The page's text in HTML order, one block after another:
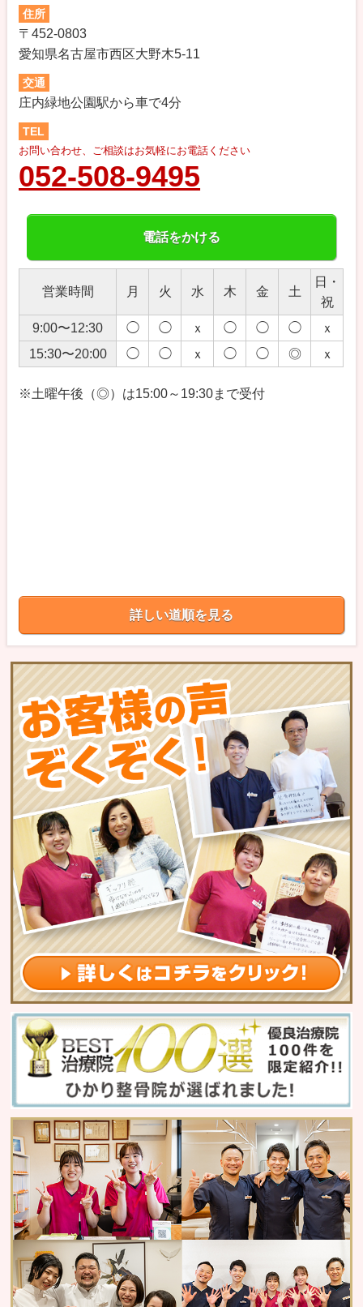
住所
〒452-0803
愛知県名古屋市西区大野木5-11
交通
庄内緑地公園駅から車で4分
TEL
お問い合わせ、ご相談はお気軽にお電話ください
052-508-9495
電話をかける
営業時間 月 火 水 木 金 土
日・
祝
9:00〜12:30
◯ ◯ ｘ ◯ ◯ ◯
ｘ
15:30〜20:00
◯ ◯ ｘ ◯ ◯ ◎ ｘ
※土曜午後（◎）は15:00～19:30まで受付
詳しい道順を見る